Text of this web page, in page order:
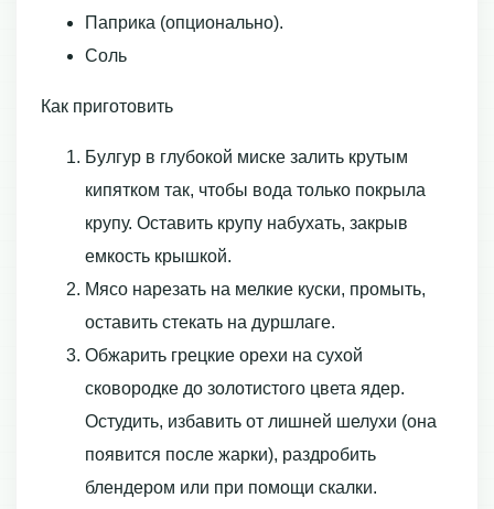
Паприка (опционально).
Соль
Как приготовить
Булгур в глубокой миске залить крутым
кипятком так, чтобы вода только покрыла
крупу. Оставить крупу набухать, закрыв
емкость крышкой.
Мясо нарезать на мелкие куски, промыть,
оставить стекать на дуршлаге.
Обжарить грецкие орехи на сухой
сковородке до золотистого цвета ядер.
Остудить, избавить от лишней шелухи (она
появится после жарки), раздробить
блендером или при помощи скалки.